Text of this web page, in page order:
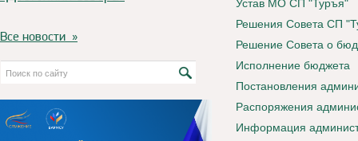
Все новости »
Устав МО СП "Туръя"
Решения Совета СП
Решение Совета о
Исполнение бюджета
Постановления
Распоряжения
Информация